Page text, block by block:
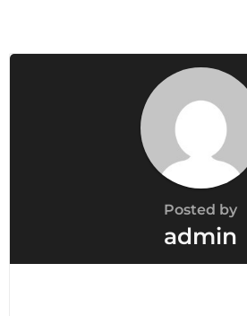
a
Posted by
admin